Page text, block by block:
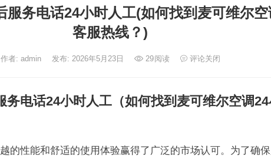
服务电话24小时人工(如何找到麦可维尔
客服热线？)
作者: admin 发布: 2026年5月23日 29阅读 评论关闭
务电话24小时人工（如何找到麦可维尔空调
的性能和舒适的使用体验赢得了广泛的市场认可。为了确